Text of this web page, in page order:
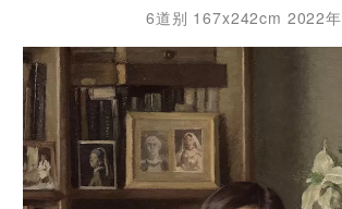
6道别 167x242cm 2022年